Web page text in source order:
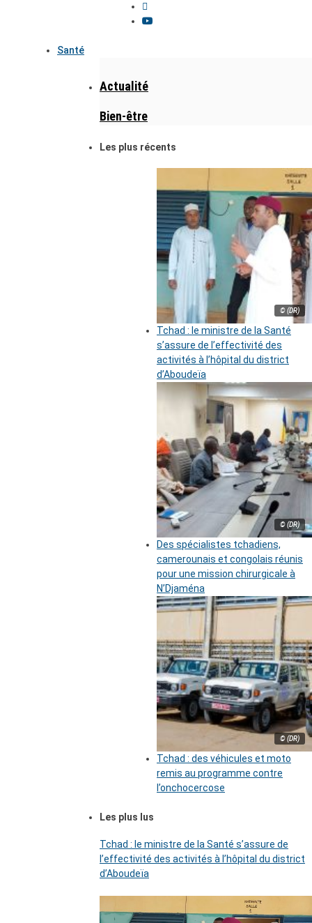
Santé
Actualité
Bien-être
Les plus récents
© (DR)
Tchad : le ministre de la Santé
s’assure de l’effectivité des
activités à l’hôpital du district
d’Aboudeïa
© (DR)
Des spécialistes tchadiens,
camerounais et congolais réunis
pour une mission chirurgicale à
N’Djaména
© (DR)
Tchad : des véhicules et moto
remis au programme contre
l’onchocercose
Les plus lus
Tchad : le ministre de la Santé s’assure de
l’effectivité des activités à l’hôpital du district
d’Aboudeïa